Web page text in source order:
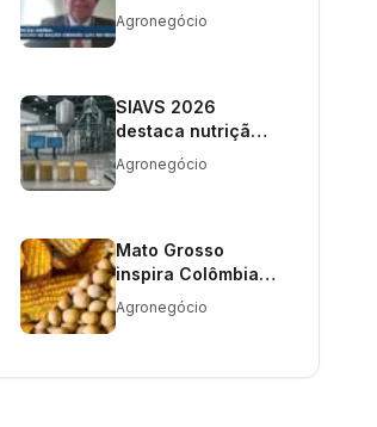
global em nutrição
animal
Agronegócio
SIAVS 2026
destaca nutrição
animal como tema
central
Agronegócio
Mato Grosso
inspira Colômbia
na produção de
soja e milho
Agronegócio